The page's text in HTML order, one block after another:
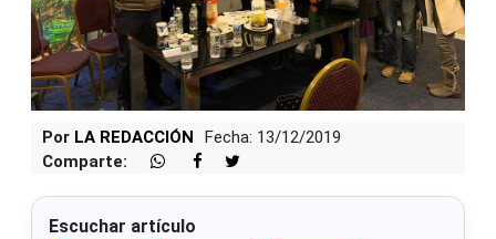
Por LA REDACCIÓN
Fecha: 13/12/2019
Comparte:
Escuchar artículo